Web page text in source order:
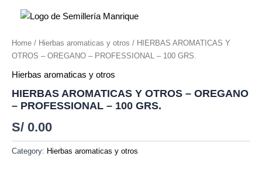
Home / Hierbas aromaticas y otros / HIERBAS AROMATICAS Y
OTROS – OREGANO – PROFESSIONAL – 100 GRS.
Hierbas aromaticas y otros
HIERBAS AROMATICAS Y OTROS – OREGANO
– PROFESSIONAL – 100 GRS.
S/ 0.00
Category: Hierbas aromaticas y otros